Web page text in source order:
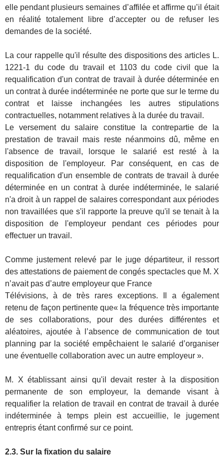
elle pendant plusieurs semaines d’affilée et affirme qu’il était
en réalité totalement libre d’accepter ou de refuser les
demandes de la société.
La cour rappelle qu'il résulte des dispositions des articles L.
1221-1 du code du travail et 1103 du code civil que la
requalification d'un contrat de travail à durée déterminée en
un contrat à durée indéterminée ne porte que sur le terme du
contrat et laisse inchangées les autres stipulations
contractuelles, notamment relatives à la durée du travail.
Le versement du salaire constitue la contrepartie de la
prestation de travail mais reste néanmoins dû, même en
l'absence de travail, lorsque le salarié est resté à la
disposition de l'employeur. Par conséquent, en cas de
requalification d'un ensemble de contrats de travail à durée
déterminée en un contrat à durée indéterminée, le salarié
n'a droit à un rappel de salaires correspondant aux périodes
non travaillées que s'il rapporte la preuve qu'il se tenait à la
disposition de l'employeur pendant ces périodes pour
effectuer un travail.
Comme justement relevé par le juge départiteur, il ressort
des attestations de paiement de congés spectacles que M. X
n’avait pas d’autre employeur que France
Télévisions, à de très rares exceptions. Il a également
retenu de façon pertinente que« la fréquence très importante
de ses collaborations, pour des durées différentes et
aléatoires, ajoutée à l’absence de communication de tout
planning par la société empêchaient le salarié d’organiser
une éventuelle collaboration avec un autre employeur ».
M. X établissant ainsi qu'il devait rester à la disposition
permanente de son employeur, la demande visant à
requalifier la relation de travail en contrat de travail à durée
indéterminée à temps plein est accueillie, le jugement
entrepris étant confirmé sur ce point.
2.3. Sur la fixation du salaire